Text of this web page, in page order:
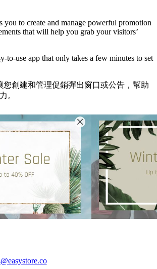
you to create and manage powerful promotion
that will help you grab your visitors’
to-use app that only takes a few minutes to set
您創建和管理促銷彈出窗口或公告，幫助
。